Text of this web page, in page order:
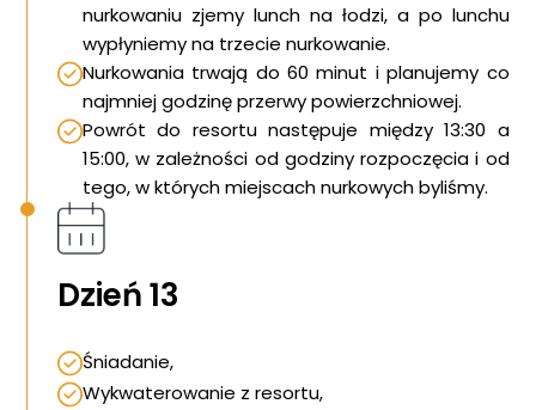
nurkowaniu zjemy lunch na łodzi, a po lunchu
wypłyniemy na trzecie nurkowanie.
Nurkowania trwają do 60 minut i planujemy co
najmniej godzinę przerwy powierzchniowej.
Powrót do resortu następuje między 13:30 a
15:00, w zależności od godziny rozpoczęcia i od
tego, w których miejscach nurkowych byliśmy.
Dzień 13
Śniadanie,
Wykwaterowanie z resortu,